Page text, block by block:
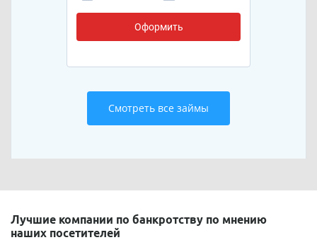
Оформить
Смотреть все займы
Лучшие компании по банкротству по мнению
наших посетителей